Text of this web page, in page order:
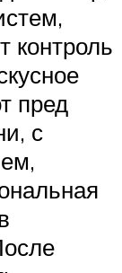
контроль
пред
с